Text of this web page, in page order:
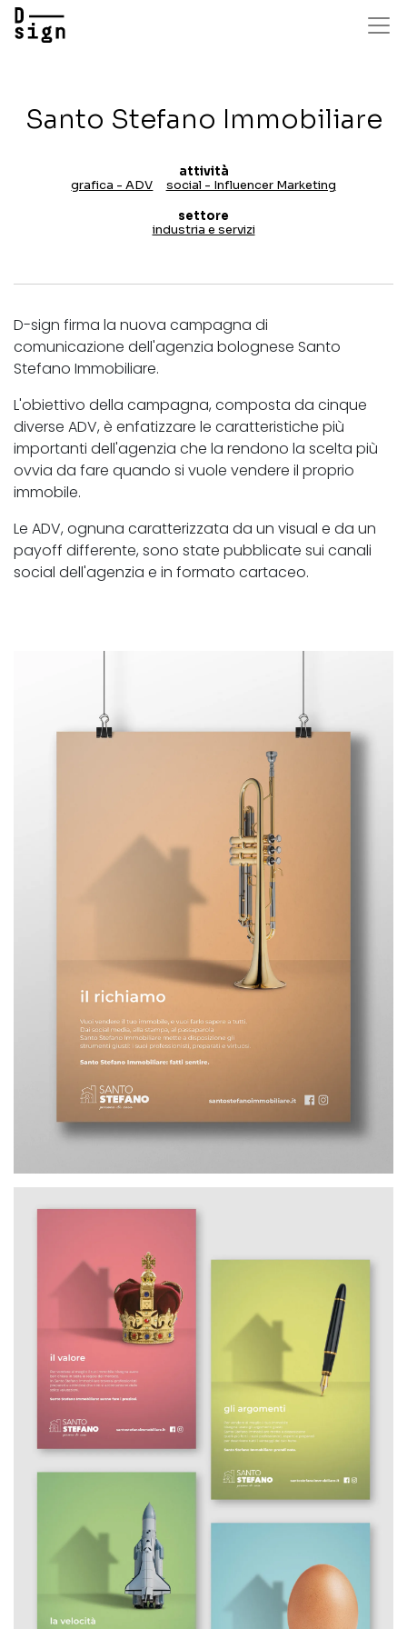
Santo Stefano Immobiliare
attività
grafica - ADV
social - Influencer Marketing
settore
industria e servizi
D-sign firma la nuova campagna di
comunicazione dell'agenzia bolognese Santo
Stefano Immobiliare.
L'obiettivo della campagna, composta da cinque
diverse ADV, è enfatizzare le caratteristiche più
importanti dell'agenzia che la rendono la scelta più
ovvia da fare quando si vuole vendere il proprio
immobile.
Le ADV, ognuna caratterizzata da un visual e da un
payoff differente, sono state pubblicate sui canali
social dell'agenzia e in formato cartaceo.